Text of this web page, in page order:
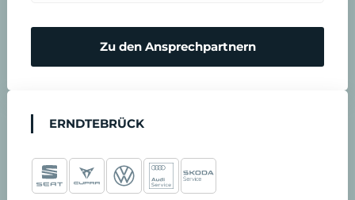
Zu den Ansprechpartnern
ERNDTEBRÜCK